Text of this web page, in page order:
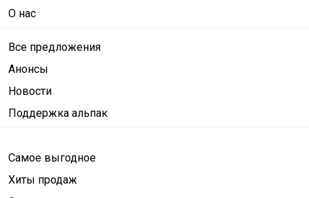
О нас
Все предложения
Анонсы
Новости
Поддержка альпак
Самое выгодное
Хиты продаж